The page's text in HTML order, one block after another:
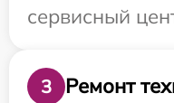
сервисный
3
Ремонт